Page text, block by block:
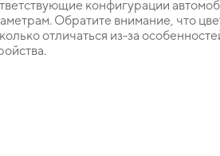
конфигурации
Обратите внимание, что
отличаться из-за